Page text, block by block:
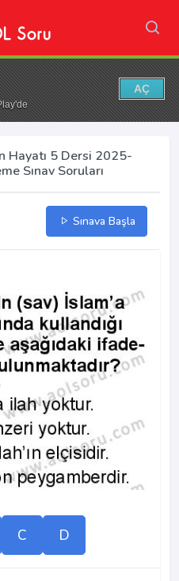
AÇ
Hayatı 5 Dersi 2025-
Sınav Soruları
Sınava Başla
C D